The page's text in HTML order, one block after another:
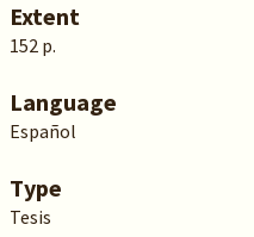
Extent
152 p.
Language
Español
Type
Tesis